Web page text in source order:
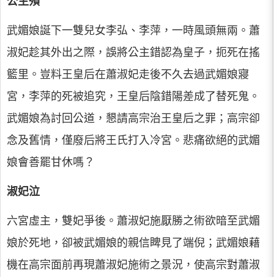
武媚娘誕下一雙兒女李弘、李萍，一時風頭無兩。蕭
淑妃趁其外出之際，誤將公主錯認為皇子，扼死在搖
籃里。豈料王皇后在蕭淑妃走後不久去過武媚娘寢
宮，李萍的死被追究，王皇后陰錯陽差成了替死鬼。
武媚娘為討回公道，懇請高宗治王皇后之罪；高宗卻
念及舊情，僅廢后將王氏打入冷宮。悲痛欲絕的武媚
娘會善罷甘休嗎？
淑妃泣
六宮虛主，雙妃爭後。蕭淑妃施厭勝之術欲暗至武媚
娘於死地，卻被武媚娘的親信睥見了端倪；武媚娘藉
機在高宗面前再現蕭淑妃施術之景況，使高宗對蕭淑